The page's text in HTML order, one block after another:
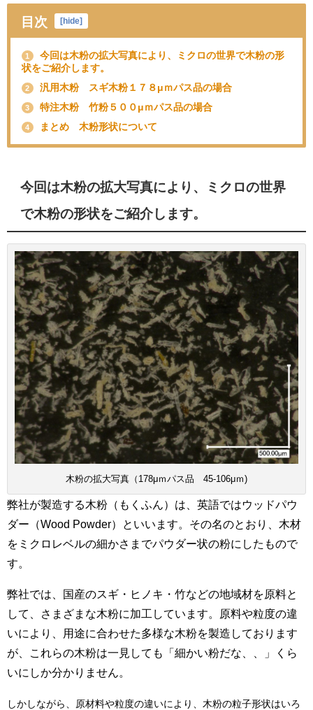
目次 [hide]
1
今回は木粉の拡大写真により、ミクロの世界で木粉の形
状をご紹介します。
2 汎用木粉 スギ木粉１７８μｍパス品の場合
3 特注木粉 竹粉５００μｍパス品の場合
4 まとめ 木粉形状について
今回は木粉の拡大写真により、ミクロの世界
で木粉の形状をご紹介します。
木粉の拡大写真（178μｍパス品 45-106μｍ)
弊社が製造する木粉（もくふん）は、英語ではウッドパウ
ダー（Wood Powder）といいます。その名のとおり、木材
をミクロレベルの細かさまでパウダー状の粉にしたもので
す。
弊社では、国産のスギ・ヒノキ・竹などの地域材を原料と
して、さまざまな木粉に加工しています。原料や粒度の違
いにより、用途に合わせた多様な木粉を製造しております
が、これらの木粉は一見しても「細かい粉だな、、」くら
いにしか分かりません。
しかしながら、原材料や粒度の違いにより、木粉の粒子形状はいろ